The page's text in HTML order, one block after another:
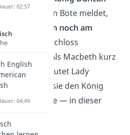
Ein Bote meldet,
König Duncan noch am
Abend
im Schloss
wird. Als Macbeth kurz
eintrifft, deutet Lady
an, dass sie den König
möchte — in dieser
02:57
English
04:49